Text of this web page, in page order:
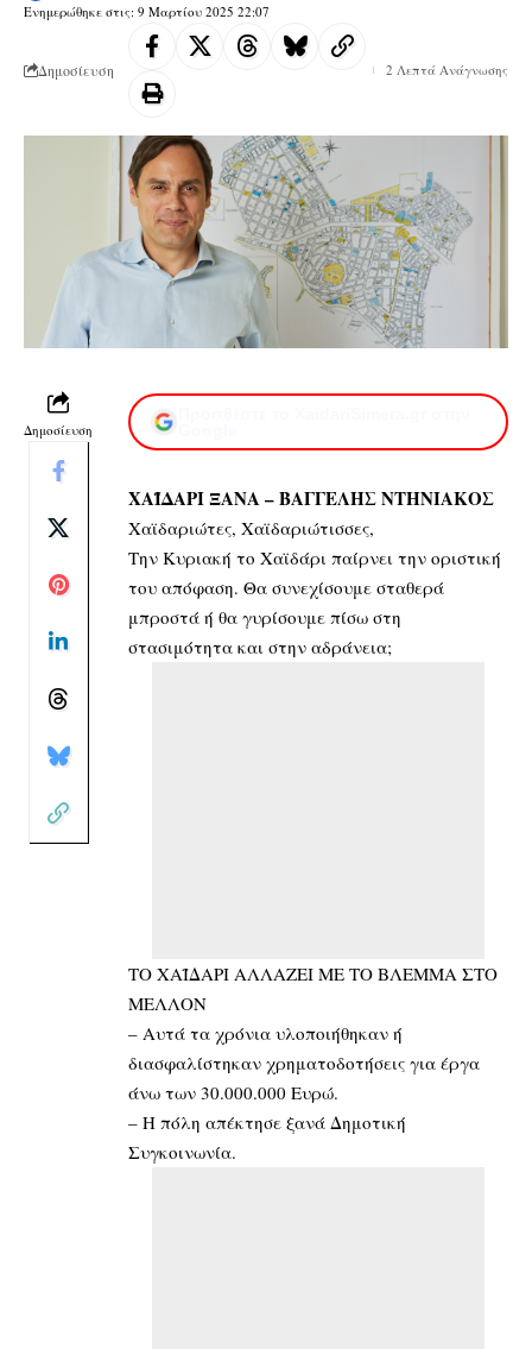
Ενημερώθηκε στις: 9 Μαρτίου 2025 22:07
Δημοσίευση 2 Λεπτά Ανάγνωσης
Δημοσίευση
ΧΑΪΔΑΡΙ ΞΑΝΑ – ΒΑΓΓΕΛΗΣ ΝΤΗΝΙΑΚΟΣ
Χαϊδαριώτες, Χαϊδαριώτισσες,
Την Κυριακή το Χαϊδάρι παίρνει την οριστική
του απόφαση. Θα συνεχίσουμε σταθερά
μπροστά ή θα γυρίσουμε πίσω στη
στασιμότητα και στην αδράνεια;
ΤΟ ΧΑΪΔΑΡΙ ΑΛΛΑΖΕΙ ΜΕ ΤΟ ΒΛΕΜΜΑ ΣΤΟ
ΜΕΛΛΟΝ
– Αυτά τα χρόνια υλοποιήθηκαν ή
διασφαλίστηκαν χρηματοδοτήσεις για έργα
άνω των 30.000.000 Ευρώ.
– Η πόλη απέκτησε ξανά Δημοτική
Συγκοινωνία.